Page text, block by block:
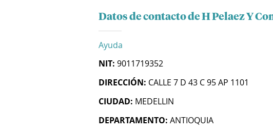
Datos de contacto de H Pelaez Y
Ayuda
NIT: 9011719352
DIRECCIÓN: CALLE 7 D 43 C 95 AP 1101
CIUDAD: MEDELLIN
DEPARTAMENTO: ANTIOQUIA